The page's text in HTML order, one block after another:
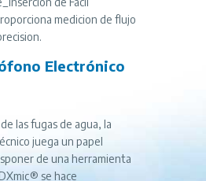
medicion de flujo
Electrónico
las fugas de agua, la
juega un papel
de una herramienta
se hace